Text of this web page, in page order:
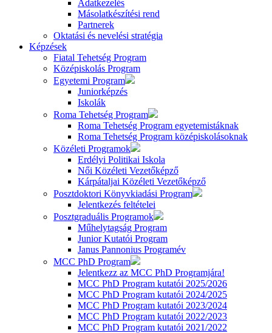
Adatkezelés
Másolatkészítési rend
Partnerek
Oktatási és nevelési stratégia
Képzések
Fiatal Tehetség Program
Középiskolás Program
Egyetemi Program
Juniorképzés
Iskolák
Roma Tehetség Program
Roma Tehetség Program egyetemistáknak
Roma Tehetség Program középiskolásoknak
Közéleti Programok
Erdélyi Politikai Iskola
Női Közéleti Vezetőképző
Kárpátaljai Közéleti Vezetőképző
Posztdoktori Könyvkiadási Program
Jelentkezés feltételei
Posztgraduális Programok
Műhelytagság Program
Junior Kutatói Program
Janus Pannonius Programév
MCC PhD Program
Jelentkezz az MCC PhD Programjára!
MCC PhD Program kutatói 2025/2026
MCC PhD Program kutatói 2024/2025
MCC PhD Program kutatói 2023/2024
MCC PhD Program kutatói 2022/2023
MCC PhD Program kutatói 2021/2022